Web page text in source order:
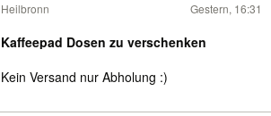
Heilbronn Gestern, 16:31
Kaffeepad Dosen zu verschenken
Kein Versand nur Abholung :)